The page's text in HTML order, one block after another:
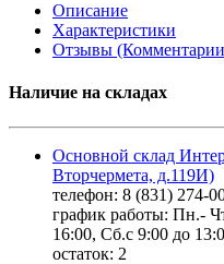
Описание
Характеристики
Отзывы
Наличие на складах
Основной склад
Вторчермета, д.119И)
телефон: 8 (831) 274-
график работы: Пн.-
16:00, Сб.с 9:00 до
остаток: 2